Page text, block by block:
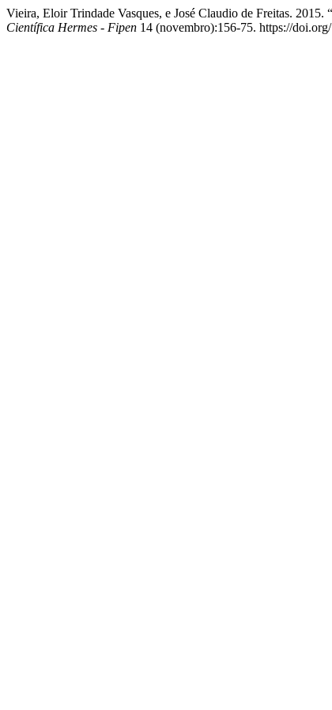
Vieira, Eloir Trindade Vasques, e José Claudio de Freitas.
Científica Hermes - Fipen 14 (novembro):156-75. https://